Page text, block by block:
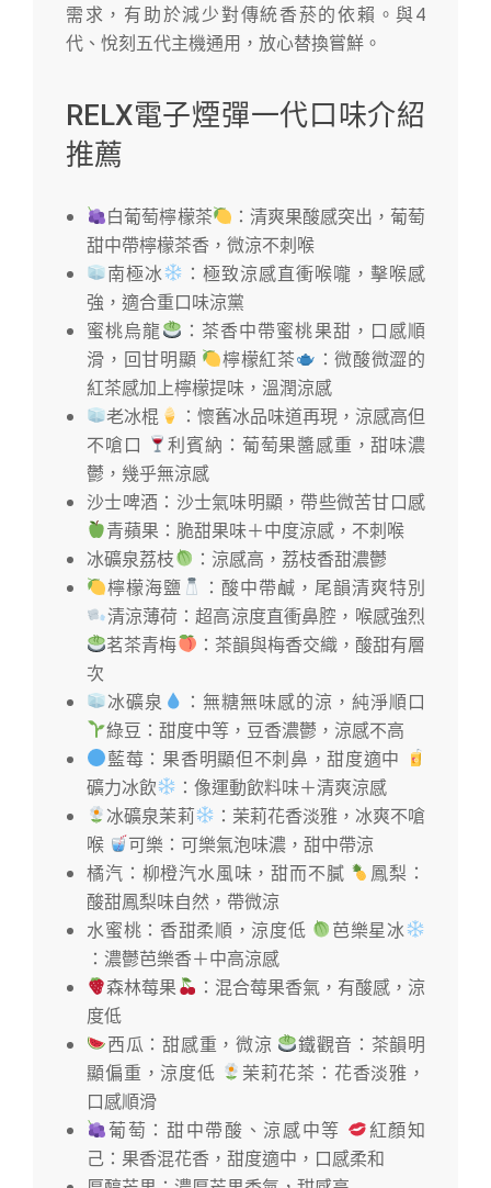
需求，有助於減少對傳統香菸的依賴。與4
代、悅刻五代主機通用，放心替換嘗鮮。
RELX電子煙彈一代口味介紹
推薦
白葡萄檸檬茶
：清爽果酸感突出，葡萄
甜中帶檸檬茶香，微涼不刺喉
南極冰
：極致涼感直衝喉嚨，擊喉感
強，適合重口味涼黨
蜜桃烏龍
：茶香中帶蜜桃果甜，口感順
滑，回甘明顯
檸檬紅茶
：微酸微澀的
紅茶感加上檸檬提味，溫潤涼感
老冰棍
：懷舊冰品味道再現，涼感高但
不嗆口
利賓納：葡萄果醬感重，甜味濃
鬱，幾乎無涼感
沙士啤酒：沙士氣味明顯，帶些微苦甘口感
青蘋果：脆甜果味＋中度涼感，不刺喉
冰礦泉荔枝
：涼感高，荔枝香甜濃鬱
檸檬海鹽
：酸中帶鹹，尾韻清爽特別
清涼薄荷：超高涼度直衝鼻腔，喉感強烈
茗茶青梅
：茶韻與梅香交織，酸甜有層
次
冰礦泉
：無糖無味感的涼，純淨順口
綠豆：甜度中等，豆香濃鬱，涼感不高
藍莓：果香明顯但不刺鼻，甜度適中
礦力冰飲
：像運動飲料味＋清爽涼感
冰礦泉茉莉
：茉莉花香淡雅，冰爽不嗆
喉
可樂：可樂氣泡味濃，甜中帶涼
橘汽：柳橙汽水風味，甜而不膩
鳳梨：
酸甜鳳梨味自然，帶微涼
水蜜桃：香甜柔順，涼度低
芭樂星冰
：濃鬱芭樂香＋中高涼感
森林莓果
：混合莓果香氣，有酸感，涼
度低
西瓜：甜感重，微涼
鐵觀音：茶韻明
顯偏重，涼度低
茉莉花茶：花香淡雅，
口感順滑
葡萄：甜中帶酸、涼感中等
紅顏知
己：果香混花香，甜度適中，口感柔和